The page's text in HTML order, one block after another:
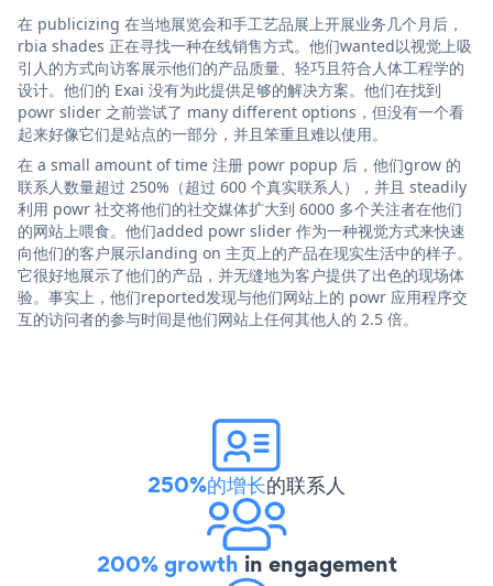
在 publicizing 在当地展览会和手工艺品展上开展业务几个月后，
rbia shades 正在寻找一种在线销售方式。他们wanted以视觉上吸
引人的方式向访客展示他们的产品质量、轻巧且符合人体工程学的
设计。他们的 Exai 没有为此提供足够的解决方案。他们在找到
powr slider 之前尝试了 many different options，但没有一个看
起来好像它们是站点的一部分，并且笨重且难以使用。
在 a small amount of time 注册 powr popup 后，他们grow 的
联系人数量超过 250%（超过 600 个真实联系人），并且 steadily
利用 powr 社交将他们的社交媒体扩大到 6000 多个关注者在他们
的网站上喂食。他们added powr slider 作为一种视觉方式来快速
向他们的客户展示landing on 主页上的产品在现实生活中的样子。
它很好地展示了他们的产品，并无缝地为客户提供了出色的现场体
验。事实上，他们reported发现与他们网站上的 powr 应用程序交
互的访问者的参与时间是他们网站上任何其他人的 2.5 倍。
250%的增长的联系人
200% growth in engagement